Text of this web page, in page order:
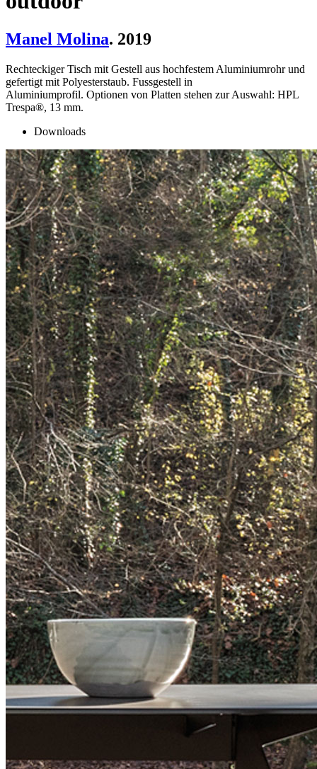
Manel Molina. 2019
Rechteckiger Tisch mit Gestell aus hochfestem Aluminiumrohr und
gefertigt mit Polyesterstaub. Fussgestell in
Aluminiumprofil. Optionen von Platten stehen zur Auswahl: HPL
Trespa®, 13 mm.
Downloads